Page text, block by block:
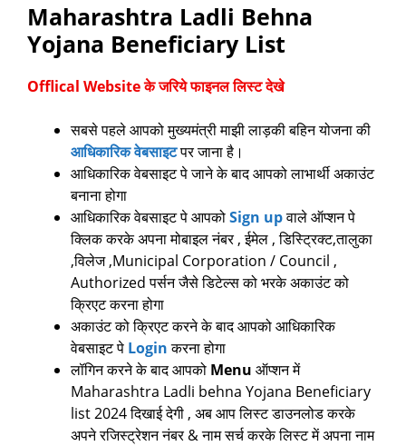
Maharashtra Ladli Behna
Yojana Beneficiary List
Offlical Website के जरिये फाइनल लिस्ट देखे
सबसे पहले आपको मुख्यमंत्री माझी लाड़की बहिन योजना की
आधिकारिक वेबसाइटपर जाना है।
आधिकारिक वेबसाइट पे जाने के बाद आपको लाभार्थी अकाउंट
बनाना होगा
आधिकारिक वेबसाइट पे आपकोSign upवाले ऑप्शन पे
क्लिक करके अपना मोबाइल नंबर , ईमेल , डिस्ट्रिक्ट,तालुका
,विलेज ,Municipal Corporation / Council ,
Authorized पर्सन जैसे डिटेल्स को भरके अकाउंट को
क्रिएट करना होगा
अकाउंट को क्रिएट करने के बाद आपको आधिकारिक
वेबसाइट पे Loginकरना होगा
लॉगिन करने के बाद आपको Menu ऑप्शन में
Maharashtra Ladli behna Yojana Beneficiary
list 2024 दिखाई देगी , अब आप लिस्ट डाउनलोड करके
अपने रजिस्ट्रेशन नंबर & नाम सर्च करके लिस्ट में अपना नाम